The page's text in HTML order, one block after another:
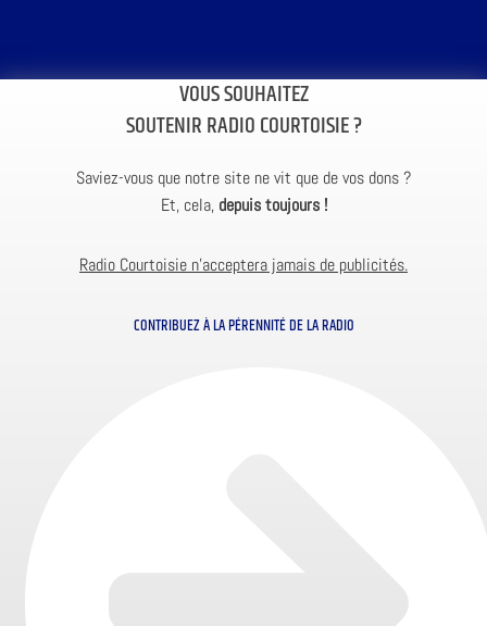
VOUS SOUHAITEZ
SOUTENIR RADIO COURTOISIE ?
Saviez-vous que notre site ne vit que de vos dons ?
Et, cela, depuis toujours !
Radio Courtoisie n’acceptera jamais de publicités.
CONTRIBUEZ À LA PÉRENNITÉ DE LA RADIO